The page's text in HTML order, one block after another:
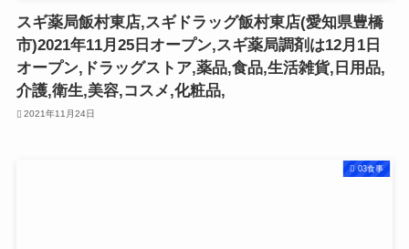
スギ薬局飯村東店,スギドラッグ飯村東店(愛知県豊橋
市)2021年11月25日オープン,スギ薬局調剤は12月1日
オープン,ドラッグストア,薬品,食品,生活雑貨,日用品,
介護,衛生,美容,コスメ,化粧品,
2021年11月24日
03食事